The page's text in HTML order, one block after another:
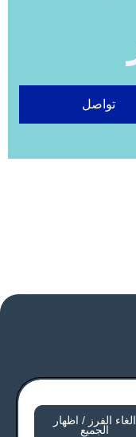
تواصل
الغاء الفرز / اظهار
الجميع